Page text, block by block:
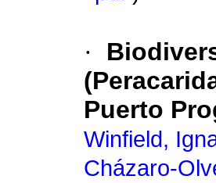
·
Puerto
Winfield,
Cházaro-